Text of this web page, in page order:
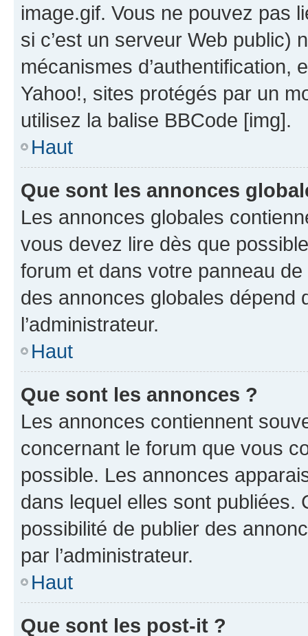
image.gif. Vous ne pouvez pas
si c’est un serveur Web public)
mécanismes d’authentification,
Yahoo!, sites protégés par un
utilisez la balise BBCode [img].
Haut
Que sont les annonces
Les annonces globales
vous devez lire dès que
forum et dans votre panneau
des annonces globales dépend
l’administrateur.
Haut
Que sont les annonces ?
Les annonces contiennent
concernant le forum que vous
possible. Les annonces
dans lequel elles sont publiées.
possibilité de publier des
par l’administrateur.
Haut
Que sont les post-it ?